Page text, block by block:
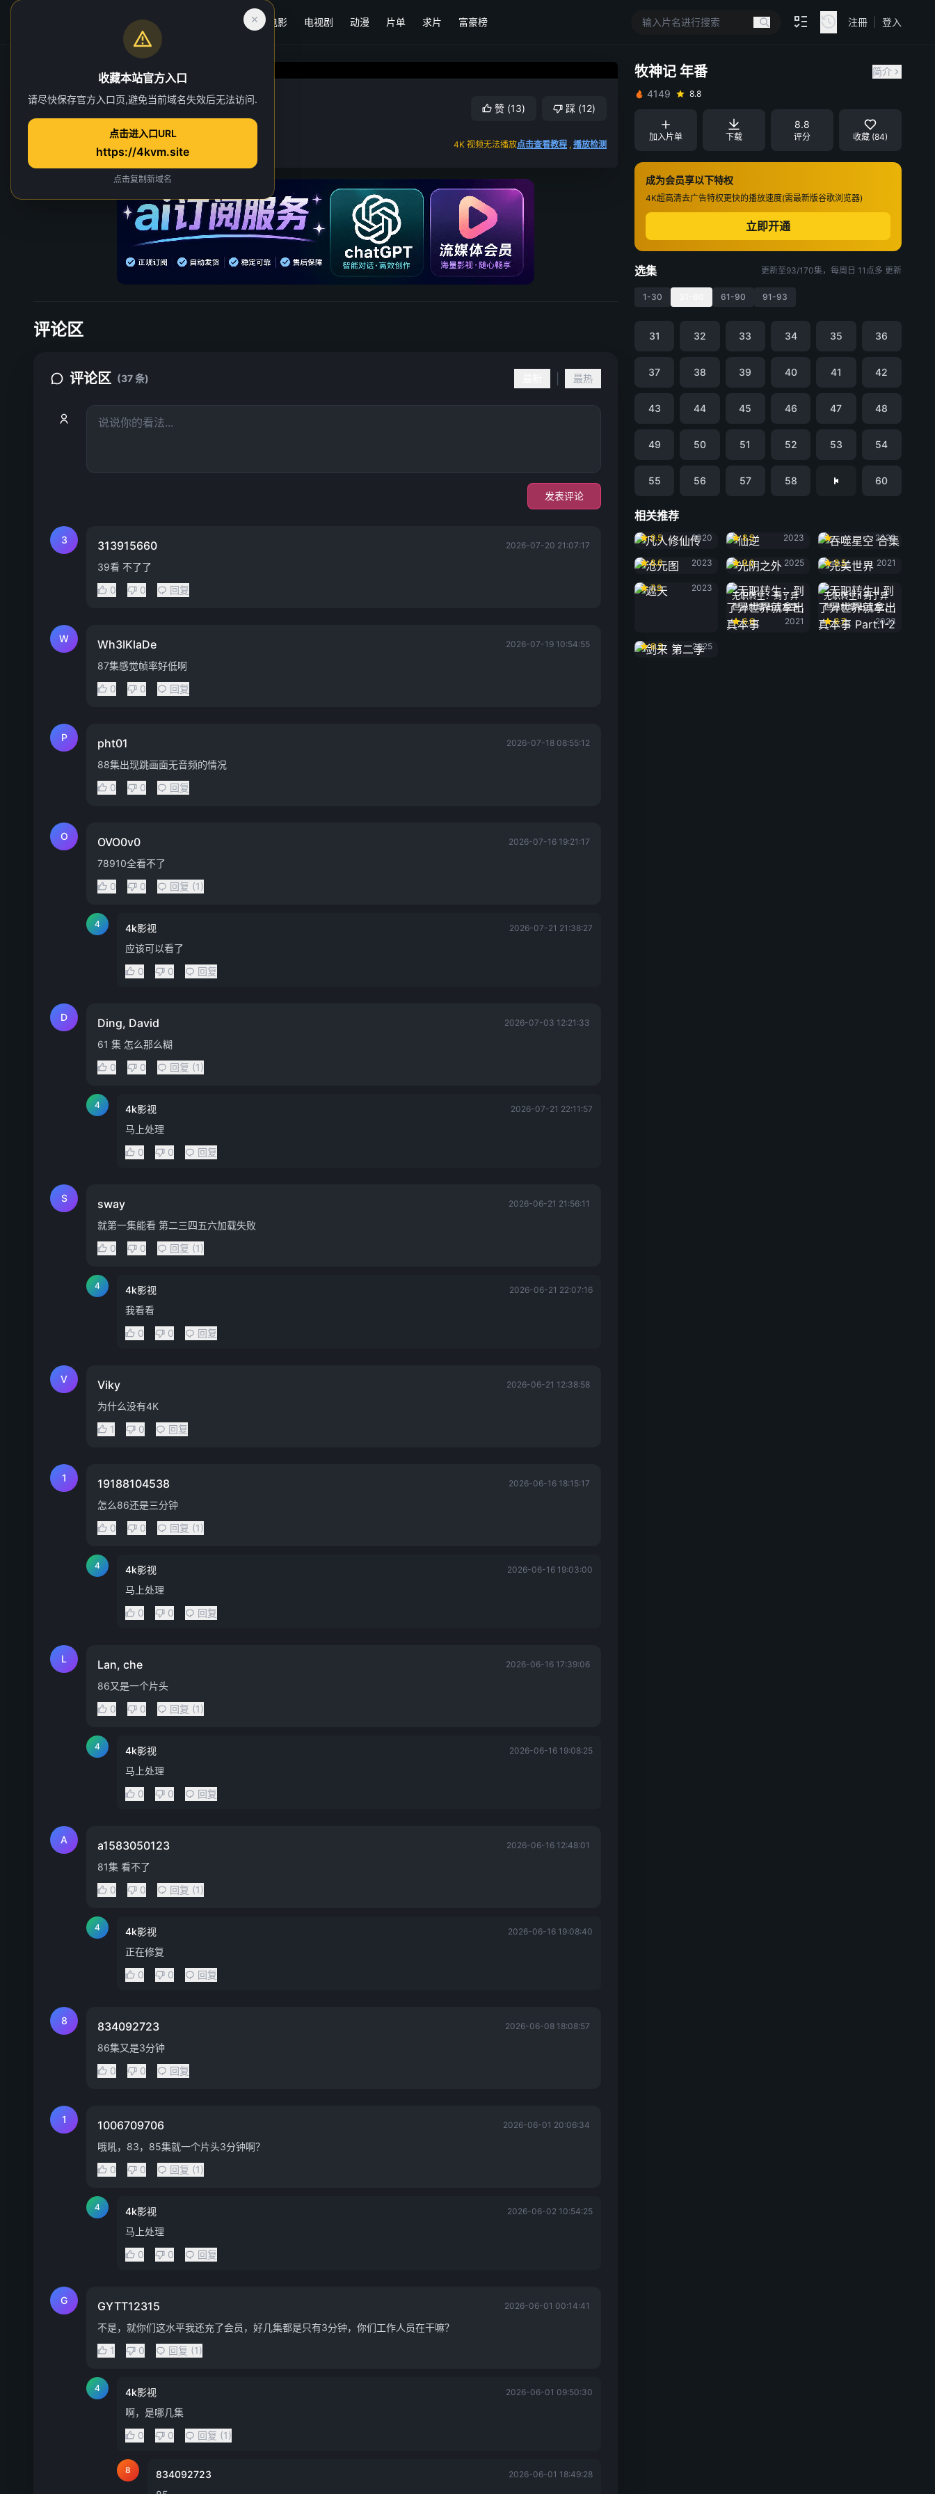
首页 电影 电视剧 动漫 片单 求片 富豪榜 注冊 登入
牧神记 年番
第 59 集
赞 (13) 踩 (12)
4K 视频无法播放点击查看教程 , 播放检测
牧神记 年番
简介
4149
8.8
加入片单 下载
8.8
评分 收藏 (84)
成为会员享以下特权
4K超高清去广告特权更快的播放速度(需最新版谷歌浏览器)
立即开通
选集 更新至93/170集，每周日 11点多 更新
1-30 61-90 91-93
31 32 33 34 35 36
37 38 39 40 41 42
43 44 45 46 47 48
49 50 51 52 53 54
55 56 57 58 60
相关推荐
凡人修仙传
9.5
2020
8.5
2023
2020
沧元图
8.6
2023
光阴之外
9.0
2025
完美世界
8.5
2021
遮天
7.9
2023
无职转生：到了异
世界就拿出真本事
6.6
2021
无职转生Ⅱ 到了异
世界就拿出真本事
Part.1-2
8.7
2023
8.3
2025
评论区
评论区 (37 条) 最热
发表评论
3 313915660 2026-07-20 21:07:17
39看 不了了
0
0 回复
W Wh3IKlaDe 2026-07-19 10:54:55
87集感觉帧率好低啊
0
0 回复
P pht01 2026-07-18 08:55:12
88集出现跳画面无音频的情况
0
0 回复
O OVO0v0 2026-07-16 19:21:17
78910全看不了
0
0 回复 (1)
4 4k影视 2026-07-21 21:38:27
应该可以看了
0
0 回复
D Ding, David 2026-07-03 12:21:33
61 集 怎么那么糊
0
0 回复 (1)
4 4k影视 2026-07-21 22:11:57
马上处理
0
0 回复
S sway 2026-06-21 21:56:11
就第一集能看 第二三四五六加载失败
0
0 回复 (1)
4 4k影视 2026-06-21 22:07:16
我看看
0
0 回复
V Viky 2026-06-21 12:38:58
为什么没有4K
1
0 回复
1 19188104538 2026-06-16 18:15:17
怎么86还是三分钟
0
0 回复 (1)
4 4k影视 2026-06-16 19:03:00
马上处理
0
0 回复
L Lan, che 2026-06-16 17:39:06
86又是一个片头
0
0 回复 (1)
4 4k影视 2026-06-16 19:08:25
马上处理
0
0 回复
A a1583050123 2026-06-16 12:48:01
81集 看不了
0
0 回复 (1)
4 4k影视 2026-06-16 19:08:40
正在修复
0
0 回复
8 834092723 2026-06-08 18:08:57
86集又是3分钟
0
0 回复
1 1006709706 2026-06-01 20:06:34
哦吼，83，85集就一个片头3分钟啊？
0
0 回复 (1)
4 4k影视 2026-06-02 10:54:25
马上处理
0
0 回复
G GYTT12315 2026-06-01 00:14:41
不是，就你们这水平我还充了会员，好几集都是只有3分钟，你们工作人员在干嘛？
1
0 回复 (1)
4 4k影视 2026-06-01 09:50:30
啊，是哪几集
0
0 回复 (1)
8 834092723 2026-06-01 18:49:28
收藏本站官方入口
请尽快保存官方入口页,避免当前域名失效后无法访问.
点击进入口URL
https://4kvm.site
点击复制新域名